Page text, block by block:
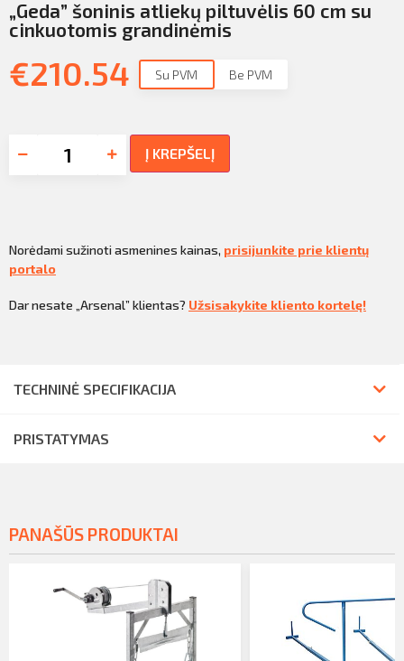
„Geda” šoninis atliekų piltuvėlis 60 cm su
cinkuotomis grandinėmis
€210.54 Su PVM Be PVM
Į KREPŠELĮ
Norėdami sužinoti asmenines kainas, prisijunkite prie klientų
portalo
Dar nesate „Arsenal” klientas? Užsisakykite kliento kortelę!
TECHNINĖ SPECIFIKACIJA
PRISTATYMAS
PANAŠŪS PRODUKTAI